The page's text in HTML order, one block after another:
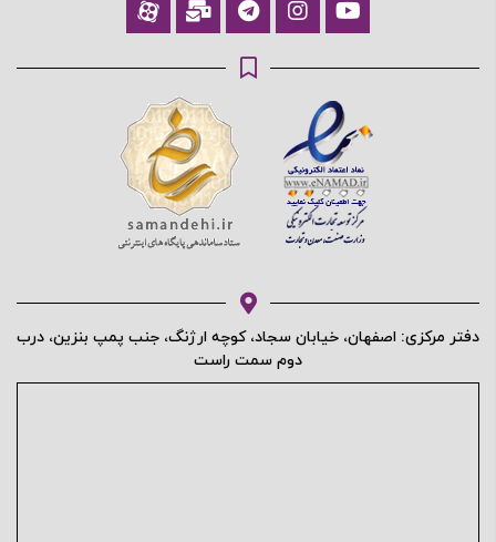
دفتر مرکزی: اصفهان، خیابان سجاد، کوچه ارژنگ، جنب پمپ بنزین، درب
دوم سمت راست
آیا هنوز عضو نشده اید؟ اکنون ثبت نام کنید
محافظت شده توسط